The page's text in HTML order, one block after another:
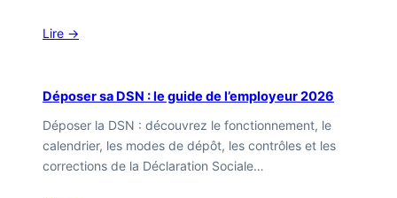
Lire →
Déposer sa DSN : le guide de l’employeur 2026
Déposer la DSN : découvrez le fonctionnement, le
calendrier, les modes de dépôt, les contrôles et les
corrections de la Déclaration Sociale…